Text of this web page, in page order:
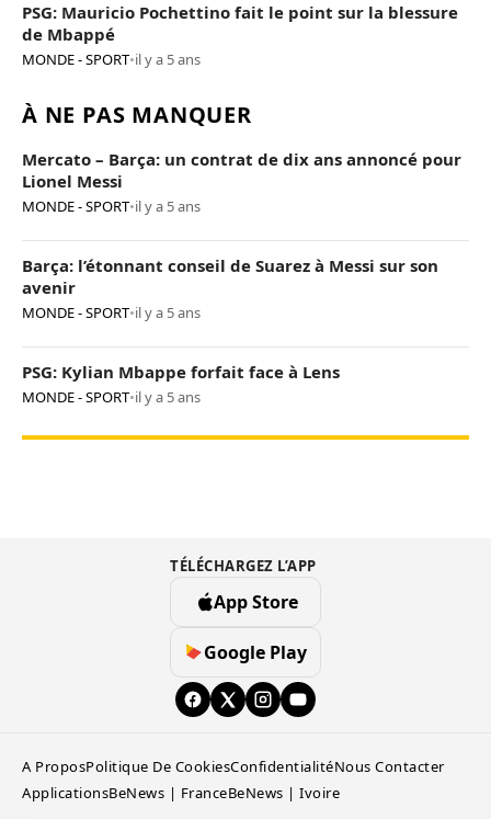
PSG: Mauricio Pochettino fait le point sur la blessure
de Mbappé
MONDE - SPORT•il y a 5 ans
À NE PAS MANQUER
Mercato – Barça: un contrat de dix ans annoncé pour
Lionel Messi
MONDE - SPORT•il y a 5 ans
Barça: l’étonnant conseil de Suarez à Messi sur son
avenir
MONDE - SPORT•il y a 5 ans
PSG: Kylian Mbappe forfait face à Lens
MONDE - SPORT•il y a 5 ans
TÉLÉCHARGEZ L’APP
App Store
Google Play
A ProposPolitique De CookiesConfidentialitéNous Contacter
ApplicationsBeNews | FranceBeNews | Ivoire